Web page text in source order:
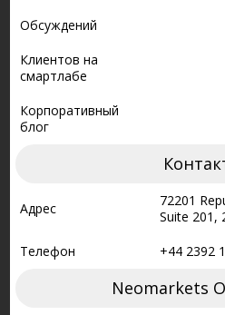
Обсуждений
Клиентов на
смартлабе
Корпоративный
блог
Адрес
72201
Suite 201,
Телефон
+44 2392
Neomarkets